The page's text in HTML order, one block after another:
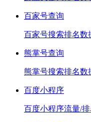
百家号查询
百家号搜索排名数
熊掌号查询
熊掌号搜索排名数
百度小程序
百度小程序流量/